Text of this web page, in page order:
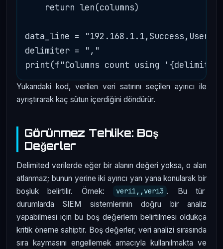
    return len(columns)
data_line = "192.168.1.1,Success,UserA"
delimiter = ","
Yukarıdaki kod, verilen veri satırını seçilen ayırıcı ile
ayrıştırarak kaç sütun içerdiğini döndürür.
Görünmez Tehlike: Boş
Değerler
Delimited verilerde eğer bir alanın değeri yoksa, o alan
atlanmaz; bunun yerine iki ayırıcı yan yana konularak bir
boşluk belirtilir. Örnek:
veri1,,veri3 . Bu tür
durumlarda SIEM sistemlerinin doğru bir analiz
yapabilmesi için bu boş değerlerin belirtilmesi oldukça
kritik öneme sahiptir. Boş değerler, veri analizi sırasında
sıra kaymasını engellemek amacıyla kullanılmakta ve